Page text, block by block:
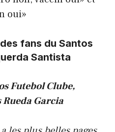
oui»
fans du Santos
Santista
Futebol Clube,
Garcia